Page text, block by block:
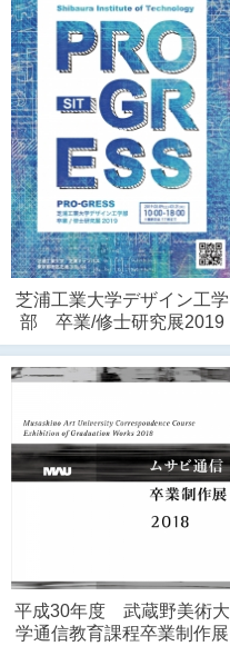
芝浦工業大学デザイン工学
部 卒業/修士研究展2019
平成30年度 武蔵野美術大
学通信教育課程卒業制作展